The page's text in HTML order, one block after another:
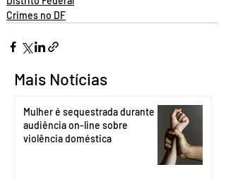
Crimes no DF
Mais Notícias
Mulher é sequestrada durante
audiência on-line sobre
violência doméstica